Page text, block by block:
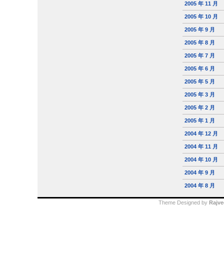
2005 年 11 月
2005 年 10 月
2005 年 9 月
2005 年 8 月
2005 年 7 月
2005 年 6 月
2005 年 5 月
2005 年 3 月
2005 年 2 月
2005 年 1 月
2004 年 12 月
2004 年 11 月
2004 年 10 月
2004 年 9 月
2004 年 8 月
Theme Designed by